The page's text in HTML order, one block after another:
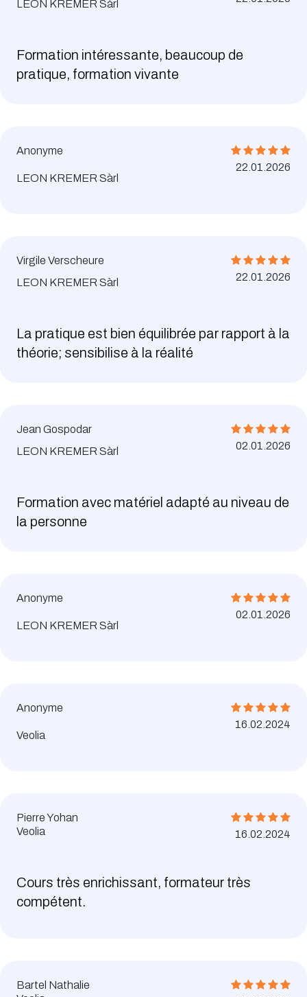
LEON KREMER Sàrl
Formation intéressante, beaucoup de
pratique, formation vivante
Anonyme
LEON KREMER Sàrl
22.01.2026
Virgile Verscheure
LEON KREMER Sàrl
22.01.2026
La pratique est bien équilibrée par rapport à la
théorie; sensibilise à la réalité
Jean Gospodar
LEON KREMER Sàrl
02.01.2026
Formation avec matériel adapté au niveau de
la personne
Anonyme
LEON KREMER Sàrl
02.01.2026
Anonyme
Veolia
16.02.2024
Pierre Yohan
Veolia
16.02.2024
Cours très enrichissant, formateur très
compétent.
Bartel Nathalie